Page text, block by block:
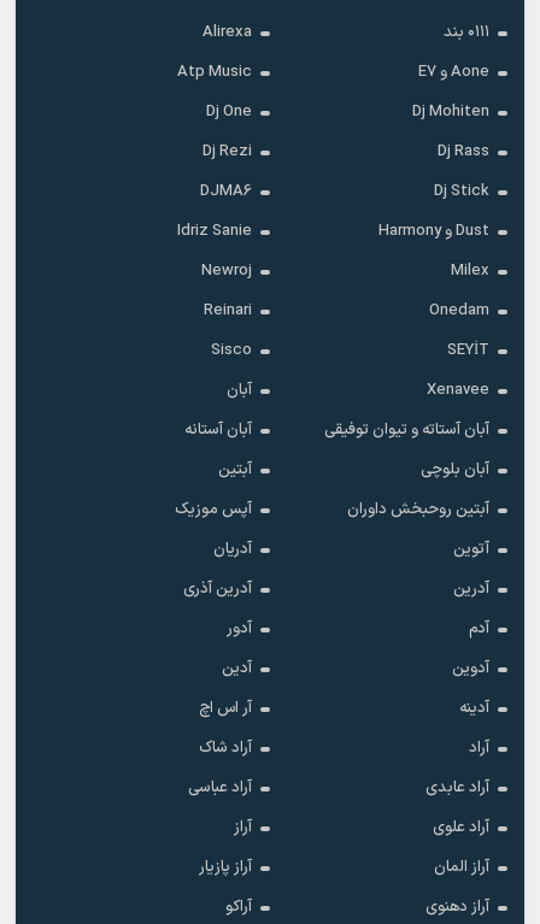
۰۱۱۱ بند
Alirexa
Aone و E7
Atp Music
Dj Mohiten
Dj One
Dj Rass
Dj Rezi
Dj Stick
DJMA6
Dust و Harmony
Idriz Sanie
Milex
Newroj
Onedam
Reinari
SEYİT
Sisco
Xenavee
آبان
آبان آستاته و تیوان توفیقی
آبان آستانه
آبان بلوچی
آبتین
آبتین روحبخش داوران
آپس موزیک
آتوین
آدریان
آدرین
آدرین آذری
آدم
آدور
آدوین
آدین
آدینه
آر اس اچ
آراد
آراد شاک
آراد عابدی
آراد عباسی
آراد علوی
آراز
آراز المان
آراز پازیار
آراز دهنوی
آراکو